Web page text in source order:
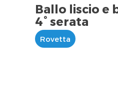
Ballo liscio e
4° serata
Rovetta